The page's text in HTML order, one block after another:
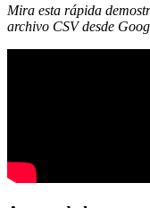
Mira esta rápida
archivo CSV desde